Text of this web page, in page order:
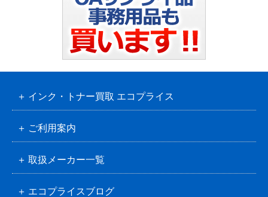
インク・トナー買取 エコプライス
ご利用案内
取扱メーカー一覧
エコプライスブログ